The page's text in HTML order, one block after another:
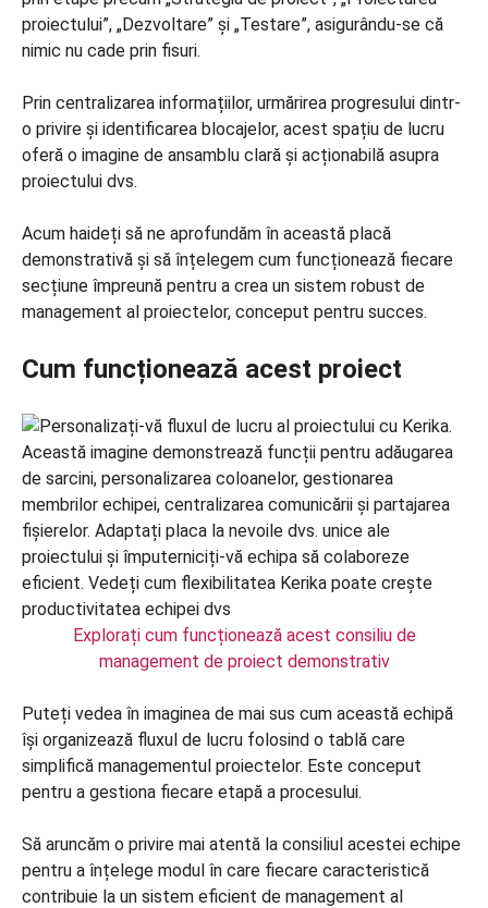
proiectului”, „Dezvoltare” și „Testare”, asigurându-se că
nimic nu cade prin fisuri.
Prin centralizarea informațiilor, urmărirea progresului dintr-
o privire și identificarea blocajelor, acest spațiu de lucru
oferă o imagine de ansamblu clară și acționabilă asupra
proiectului dvs.
Acum haideți să ne aprofundăm în această placă
demonstrativă și să înțelegem cum funcționează fiecare
secțiune împreună pentru a crea un sistem robust de
management al proiectelor, conceput pentru succes.
Cum funcționează acest proiect
Explorați cum funcționează acest consiliu de
management de proiect demonstrativ
Puteți vedea în imaginea de mai sus cum această echipă
își organizează fluxul de lucru folosind o tablă care
simplifică managementul proiectelor. Este conceput
pentru a gestiona fiecare etapă a procesului.
Să aruncăm o privire mai atentă la consiliul acestei echipe
pentru a înțelege modul în care fiecare caracteristică
contribuie la un sistem eficient de management al